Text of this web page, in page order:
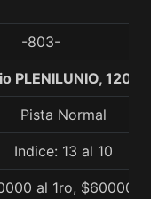
-803-
PLENILUNIO, 1200
Pista Normal
Indice: 13 al 10
al 1ro,